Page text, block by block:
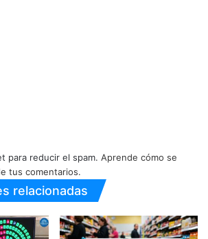
para reducir el spam. Aprende cómo se
tus comentarios.
relacionadas